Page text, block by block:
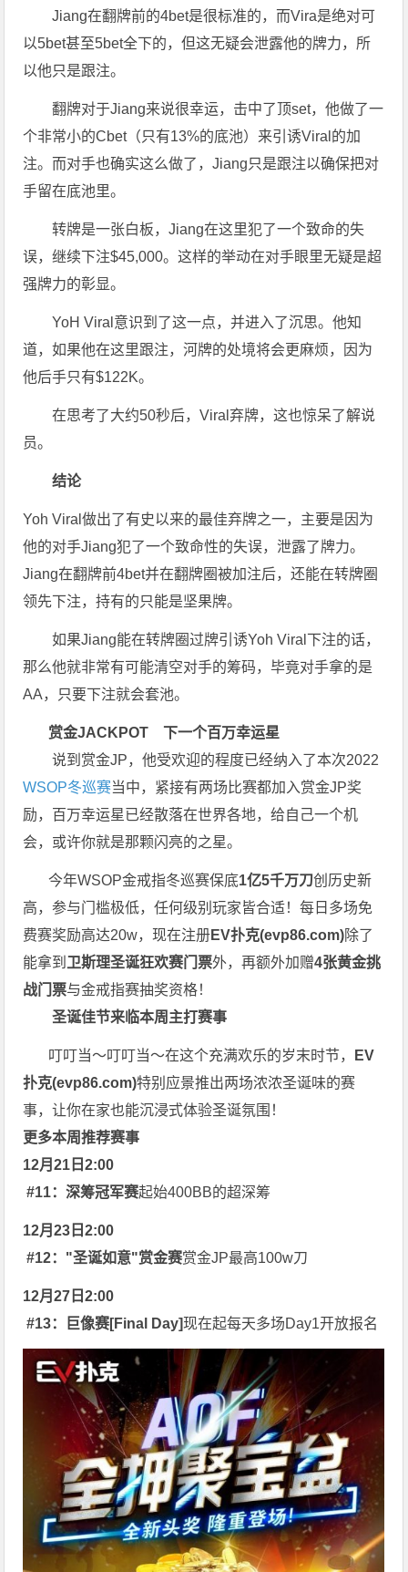
Jiang在翻牌前的4bet是很标准的，而Vira是绝对可
以5bet甚至5bet全下的，但这无疑会泄露他的牌力，所
以他只是跟注。
翻牌对于Jiang来说很幸运，击中了顶set，他做了一
个非常小的Cbet（只有13%的底池）来引诱Viral的加
注。而对手也确实这么做了，Jiang只是跟注以确保把对
手留在底池里。
转牌是一张白板，Jiang在这里犯了一个致命的失
误，继续下注$45,000。这样的举动在对手眼里无疑是超
强牌力的彰显。
YoH Viral意识到了这一点，并进入了沉思。他知
道，如果他在这里跟注，河牌的处境将会更麻烦，因为
他后手只有$122K。
在思考了大约50秒后，Viral弃牌，这也惊呆了解说
员。
结论
Yoh Viral做出了有史以来的最佳弃牌之一，主要是因为
他的对手Jiang犯了一个致命性的失误，泄露了牌力。
Jiang在翻牌前4bet并在翻牌圈被加注后，还能在转牌圈
领先下注，持有的只能是坚果牌。
如果Jiang能在转牌圈过牌引诱Yoh Viral下注的话，
那么他就非常有可能清空对手的筹码，毕竟对手拿的是
AA，只要下注就会套池。
赏金JACKPOT 下一个百万幸运星
说到赏金JP，他受欢迎的程度已经纳入了本次2022
WSOP冬巡赛当中，紧接有两场比赛都加入赏金JP奖
励，百万幸运星已经散落在世界各地，给自己一个机
会，或许你就是那颗闪亮的之星。
今年WSOP金戒指冬巡赛保底1亿5千万刀创历史新
高，参与门槛极低，任何级别玩家皆合适！每日多场免
费赛奖励高达20w，现在注册EV扑克(evp86.com)除了
能拿到 卫斯理圣诞狂欢赛门票外，再额外加赠4张黄金挑
战门票与金戒指赛抽奖资格！
圣诞佳节来临本周主打赛事
叮叮当～叮叮当～在这个充满欢乐的岁末时节，
EV
扑克(evp86.com)特别应景推出两场浓浓圣诞味的赛
事，让你在家也能沉浸式体验圣诞氛围！
更多本周推荐赛事
12月21日2:00
#11：深筹冠军赛起始400BB的超深筹
12月23日2:00
#12："圣诞如意"赏金赛赏金JP最高100w刀
12月27日2:00
#13：巨像赛[Final Day]现在起每天多场Day1开放报名